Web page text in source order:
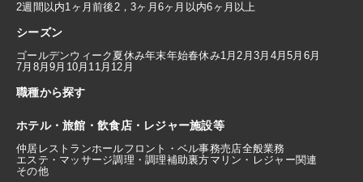
2週間以内1ヶ月前後2，3ヶ月 6ヶ月以内6ヶ月以上
シーズン
ゴールデンウィーク 夏休み年末年始春休み1月2月3月 4月5月 6月
7月 8月9月 10月 11月 12月
職種から探す
ホテル・旅館・飲食店・レジャー施設等
仲居 レストランホールフロント・ベル事務売店全般業務
エステ・マッサージ調理・調理補助裏方マリン・レジャー関連
その他